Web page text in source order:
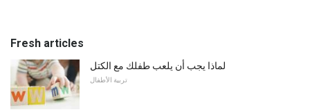
Fresh articles
لماذا يجب أن يلعب طفلك مع الكتل
تربية الأطفال